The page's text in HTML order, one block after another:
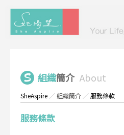
組織簡介 About
SheAspire ／組織簡介 ／服務條款
服務條款